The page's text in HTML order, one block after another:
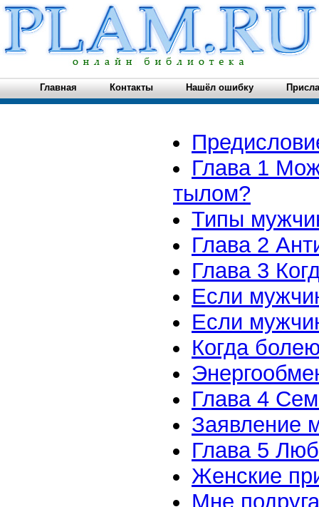
Главная Контакты Нашёл ошибку
Глава 1
тылом?
Типы
Глава 2
Глава 3
Если
Если
Когда
Глава 4
Заявление
Глава 5
Женские
Мне